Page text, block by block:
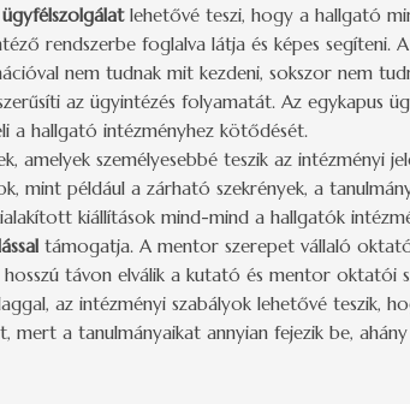
lehetővé teszi, hogy a hallgató
rendszerbe foglalva látja és képes segíteni.
nem tudnak mit kezdeni, sokszor nem
az ügyintézés folyamatát. Az egykapus
a hallgató intézményhez kötődését.
amelyek személyesebbé teszik az intézményi
mint például a zárható szekrények, a
kiállítások mind-mind a hallgatók
támogatja. A mentor szerepet vállaló
távon elválik a kutató és mentor oktatói
az intézményi szabályok lehetővé teszik,
a tanulmányaikat annyian fejezik be,